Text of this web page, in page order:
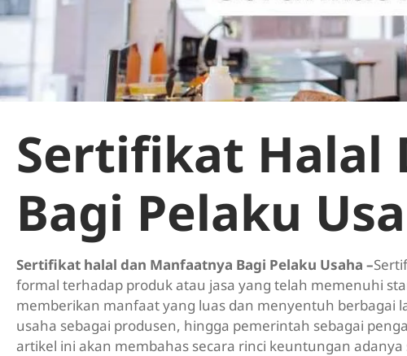
Sertifikat Halal
Bagi Pelaku
Sertifikat halal dan Manfaatnya Bagi Pelaku Usaha –
formal terhadap produk atau jasa yang telah memenuhi
memberikan manfaat yang luas dan menyentuh berbagai
usaha sebagai produsen, hingga pemerintah sebagai
artikel ini akan membahas secara rinci keuntungan